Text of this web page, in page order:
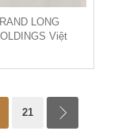
LONG
Việt
21 n